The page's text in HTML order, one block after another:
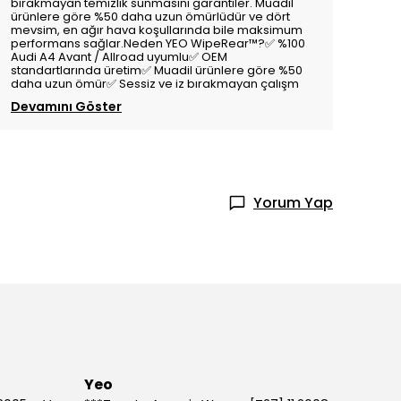
ürünlere göre %50 daha uzun ömürlüdür ve dört
mevsim, en ağır hava koşullarında bile maksimum
performans sağlar.Neden YEO WipeRear™️?✅ %100
Audi A4 Avant / Allroad uyumlu✅ OEM
standartlarında üretim✅ Muadil ürünlere göre %50
daha uzun ömür✅ Sessiz ve iz bırakmayan çalışm
Devamını Göster
Yorum Yap
Yeo